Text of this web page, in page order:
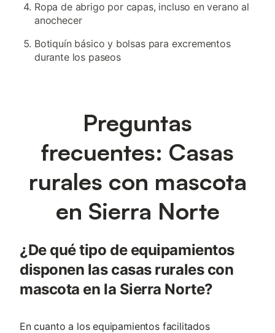
Ropa de abrigo por capas, incluso en verano al
anochecer
Botiquín básico y bolsas para excrementos
durante los paseos
Preguntas
frecuentes: Casas
rurales con mascota
en Sierra Norte
¿De qué tipo de equipamientos
disponen las casas rurales con
mascota en la Sierra Norte?
En cuanto a los equipamientos facilitados